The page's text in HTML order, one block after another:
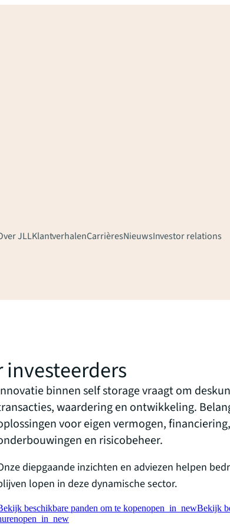
JLLKlantverhalenCarrièresNieuwsInvestor relations
binnen self storage vraagt om
waardering en ontwikkeling.
voor eigen vermogen,
en risicobeheer.
diepgaande inzichten en adviezen helpen
lopen in deze dynamische sector.
beschikbare panden om te kopenopen_in_newBekijk
open_in_new